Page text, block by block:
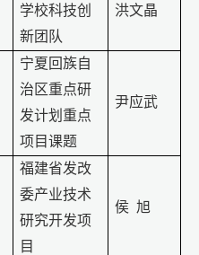
学校科技创
新团队
洪文晶
宁夏回族自
治区重点研
发计划重点
项目课题
尹应武
福建省发改
委产业技术
研究开发项
目
侯 旭